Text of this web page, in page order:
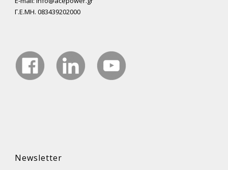
Γ.Ε.ΜΗ. 083439202000
Newsletter